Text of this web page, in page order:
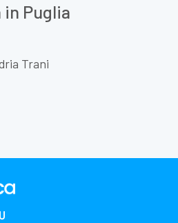
Puglia
Trani